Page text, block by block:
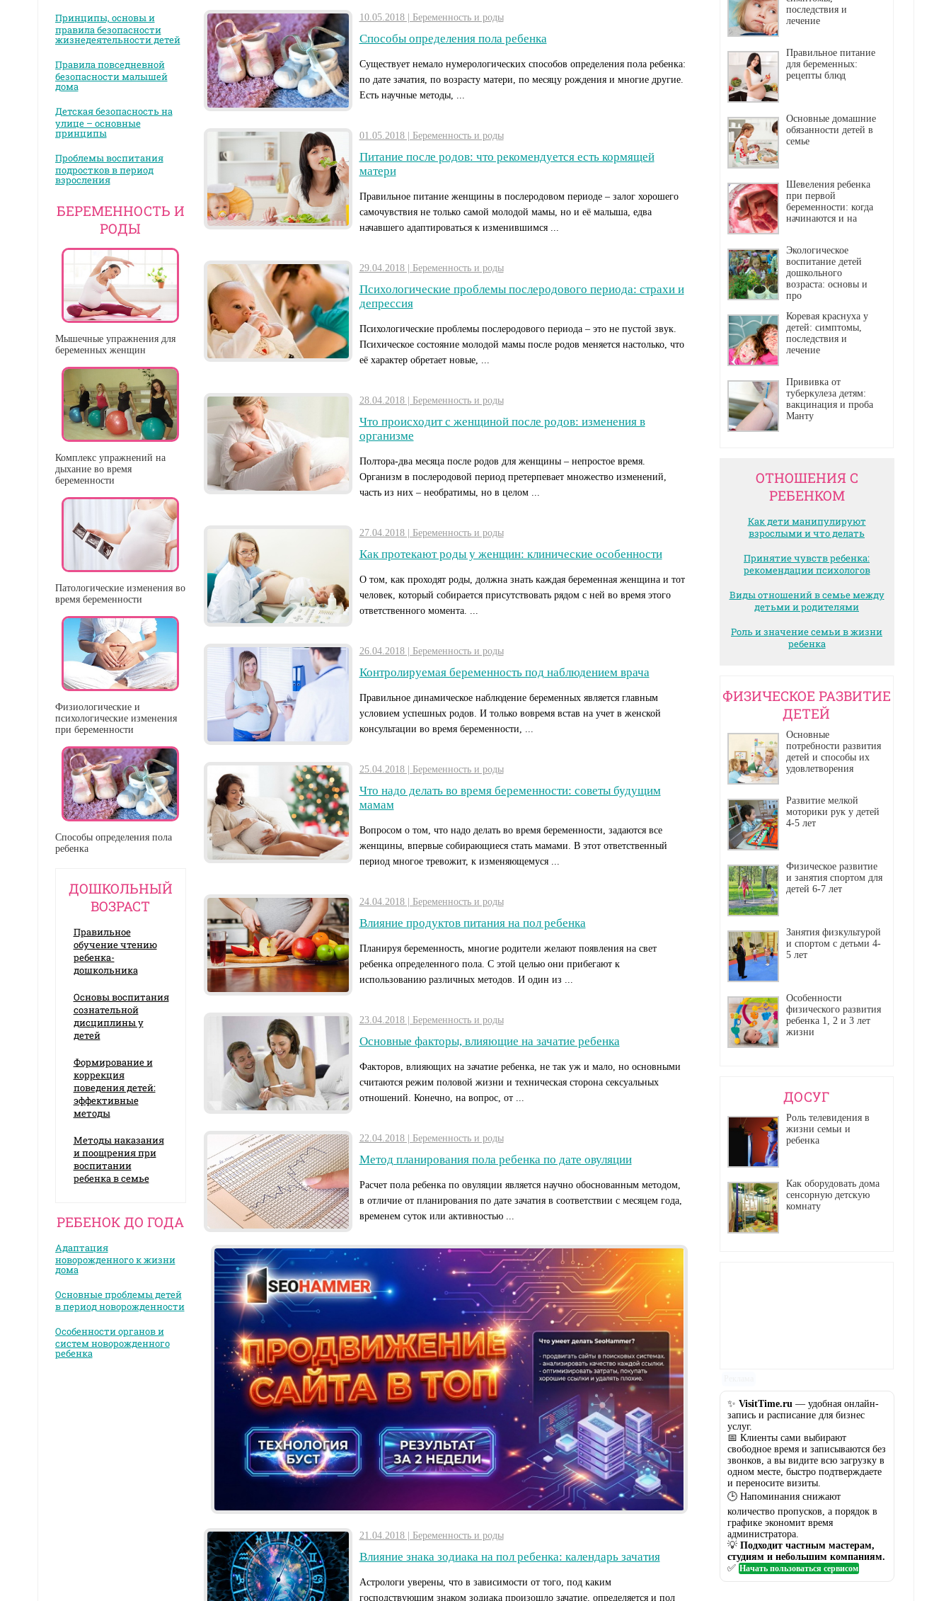
Принципы, основы и
правила безопасности
жизнедеятельности детей
Правила повседневной
безопасности малышей
дома
Детская безопасность на
улице – основные
принципы
Проблемы воспитания
подростков в период
взросления
БЕРЕМЕННОСТЬ И
РОДЫ
Мышечные упражнения для
беременных женщин
Комплекс упражнений на
дыхание во время
беременности
Патологические изменения во
время беременности
Физиологические и
психологические изменения
при беременности
Способы определения пола
ребенка
ДОШКОЛЬНЫЙ
ВОЗРАСТ
Правильное
обучение чтению
ребенка-
дошкольника
Основы воспитания
сознательной
дисциплины у
детей
Формирование и
коррекция
поведения детей:
эффективные
методы
Методы наказания
и поощрения при
воспитании
ребенка в семье
РЕБЕНОК ДО ГОДА
Адаптация
новорожденного к жизни
дома
Основные проблемы детей
в период новорожденности
Особенности органов и
систем новорожденного
ребенка
10.05.2018 | Беременность и роды
Способы определения пола ребенка
Существует немало нумерологических способов определения пола ребенка:
по дате зачатия, по возрасту матери, по месяцу рождения и многие другие.
Есть научные методы, ...
01.05.2018 | Беременность и роды
Питание после родов: что рекомендуется есть кормящей
матери
Правильное питание женщины в послеродовом периоде – залог хорошего
самочувствия не только самой молодой мамы, но и её малыша, едва
начавшего адаптироваться к изменившимся ...
29.04.2018 | Беременность и роды
Психологические проблемы послеродового периода: страхи и
депрессия
Психологические проблемы послеродового периода – это не пустой звук.
Психическое состояние молодой мамы после родов меняется настолько, что
её характер обретает новые, ...
28.04.2018 | Беременность и роды
Что происходит с женщиной после родов: изменения в
организме
Полтора-два месяца после родов для женщины – непростое время.
Организм в послеродовой период претерпевает множество изменений,
часть из них – необратимы, но в целом ...
27.04.2018 | Беременность и роды
Как протекают роды у женщин: клинические особенности
О том, как проходят роды, должна знать каждая беременная женщина и тот
человек, который собирается присутствовать рядом с ней во время этого
ответственного момента. ...
26.04.2018 | Беременность и роды
Контролируемая беременность под наблюдением врача
Правильное динамическое наблюдение беременных является главным
условием успешных родов. И только вовремя встав на учет в женской
консультации во время беременности, ...
25.04.2018 | Беременность и роды
Что надо делать во время беременности: советы будущим
мамам
Вопросом о том, что надо делать во время беременности, задаются все
женщины, впервые собирающиеся стать мамами. В этот ответственный
период многое тревожит, к изменяющемуся ...
24.04.2018 | Беременность и роды
Влияние продуктов питания на пол ребенка
Планируя беременность, многие родители желают появления на свет
ребенка определенного пола. С этой целью они прибегают к
использованию различных методов. И один из ...
23.04.2018 | Беременность и роды
Основные факторы, влияющие на зачатие ребенка
Факторов, влияющих на зачатие ребенка, не так уж и мало, но основными
считаются режим половой жизни и техническая сторона сексуальных
отношений. Конечно, на вопрос, от ...
22.04.2018 | Беременность и роды
Метод планирования пола ребенка по дате овуляции
Расчет пола ребенка по овуляции является научно обоснованным методом,
в отличие от планирования по дате зачатия в соответствии с месяцем года,
временем суток или активностью ...
Реклама
21.04.2018 | Беременность и роды
Влияние знака зодиака на пол ребенка: календарь зачатия
Астрологи уверены, что в зависимости от того, под каким
господствующим знаком зодиака произошло зачатие, определяется и пол
последствия и
лечение
Правильное питание
для беременных:
рецепты блюд
Основные домашние
обязанности детей в
семье
Шевеления ребенка
при первой
беременности: когда
начинаются и на
Экологическое
воспитание детей
дошкольного
возраста: основы и
про
Коревая краснуха у
детей: симптомы,
последствия и
лечение
Прививка от
туберкулеза детям:
вакцинация и проба
Манту
ОТНОШЕНИЯ С
РЕБЕНКОМ
Как дети манипулируют
взрослыми и что делать
Принятие чувств ребенка:
рекомендации психологов
Виды отношений в семье между
детьми и родителями
Роль и значение семьи в жизни
ребенка
ФИЗИЧЕСКОЕ РАЗВИТИЕ
ДЕТЕЙ
Основные
потребности развития
детей и способы их
удовлетворения
Развитие мелкой
моторики рук у детей
4-5 лет
Физическое развитие
и занятия спортом для
детей 6-7 лет
Занятия физкультурой
и спортом с детьми 4-
5 лет
Особенности
физического развития
ребенка 1, 2 и 3 лет
жизни
ДОСУГ
Роль телевидения в
жизни семьи и
ребенка
Как оборудовать дома
сенсорную детскую
комнату
✨ VisitTime.ru — удобная онлайн-
запись и расписание для бизнес
услуг.
📅 Клиенты сами выбирают
свободное время и записываются без
звонков, а вы видите всю загрузку в
одном месте, быстро подтверждаете
и переносите визиты.
🕒 Напоминания снижают
количество пропусков, а порядок в
графике экономит время
администратора.
💡 Подходит частным мастерам,
студиям и небольшим компаниям.
✅ Начать пользоваться сервисом